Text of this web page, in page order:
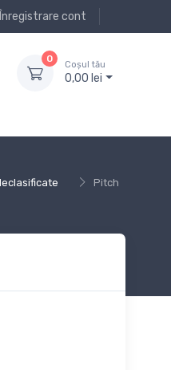
Înregistrare cont
0
Coșul tău
0,00 lei
Pitch